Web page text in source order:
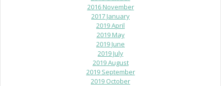
2016 November
2017 January
2019 April
2019 May
2019 June
2019 July
2019 August
2019 September
2019 October